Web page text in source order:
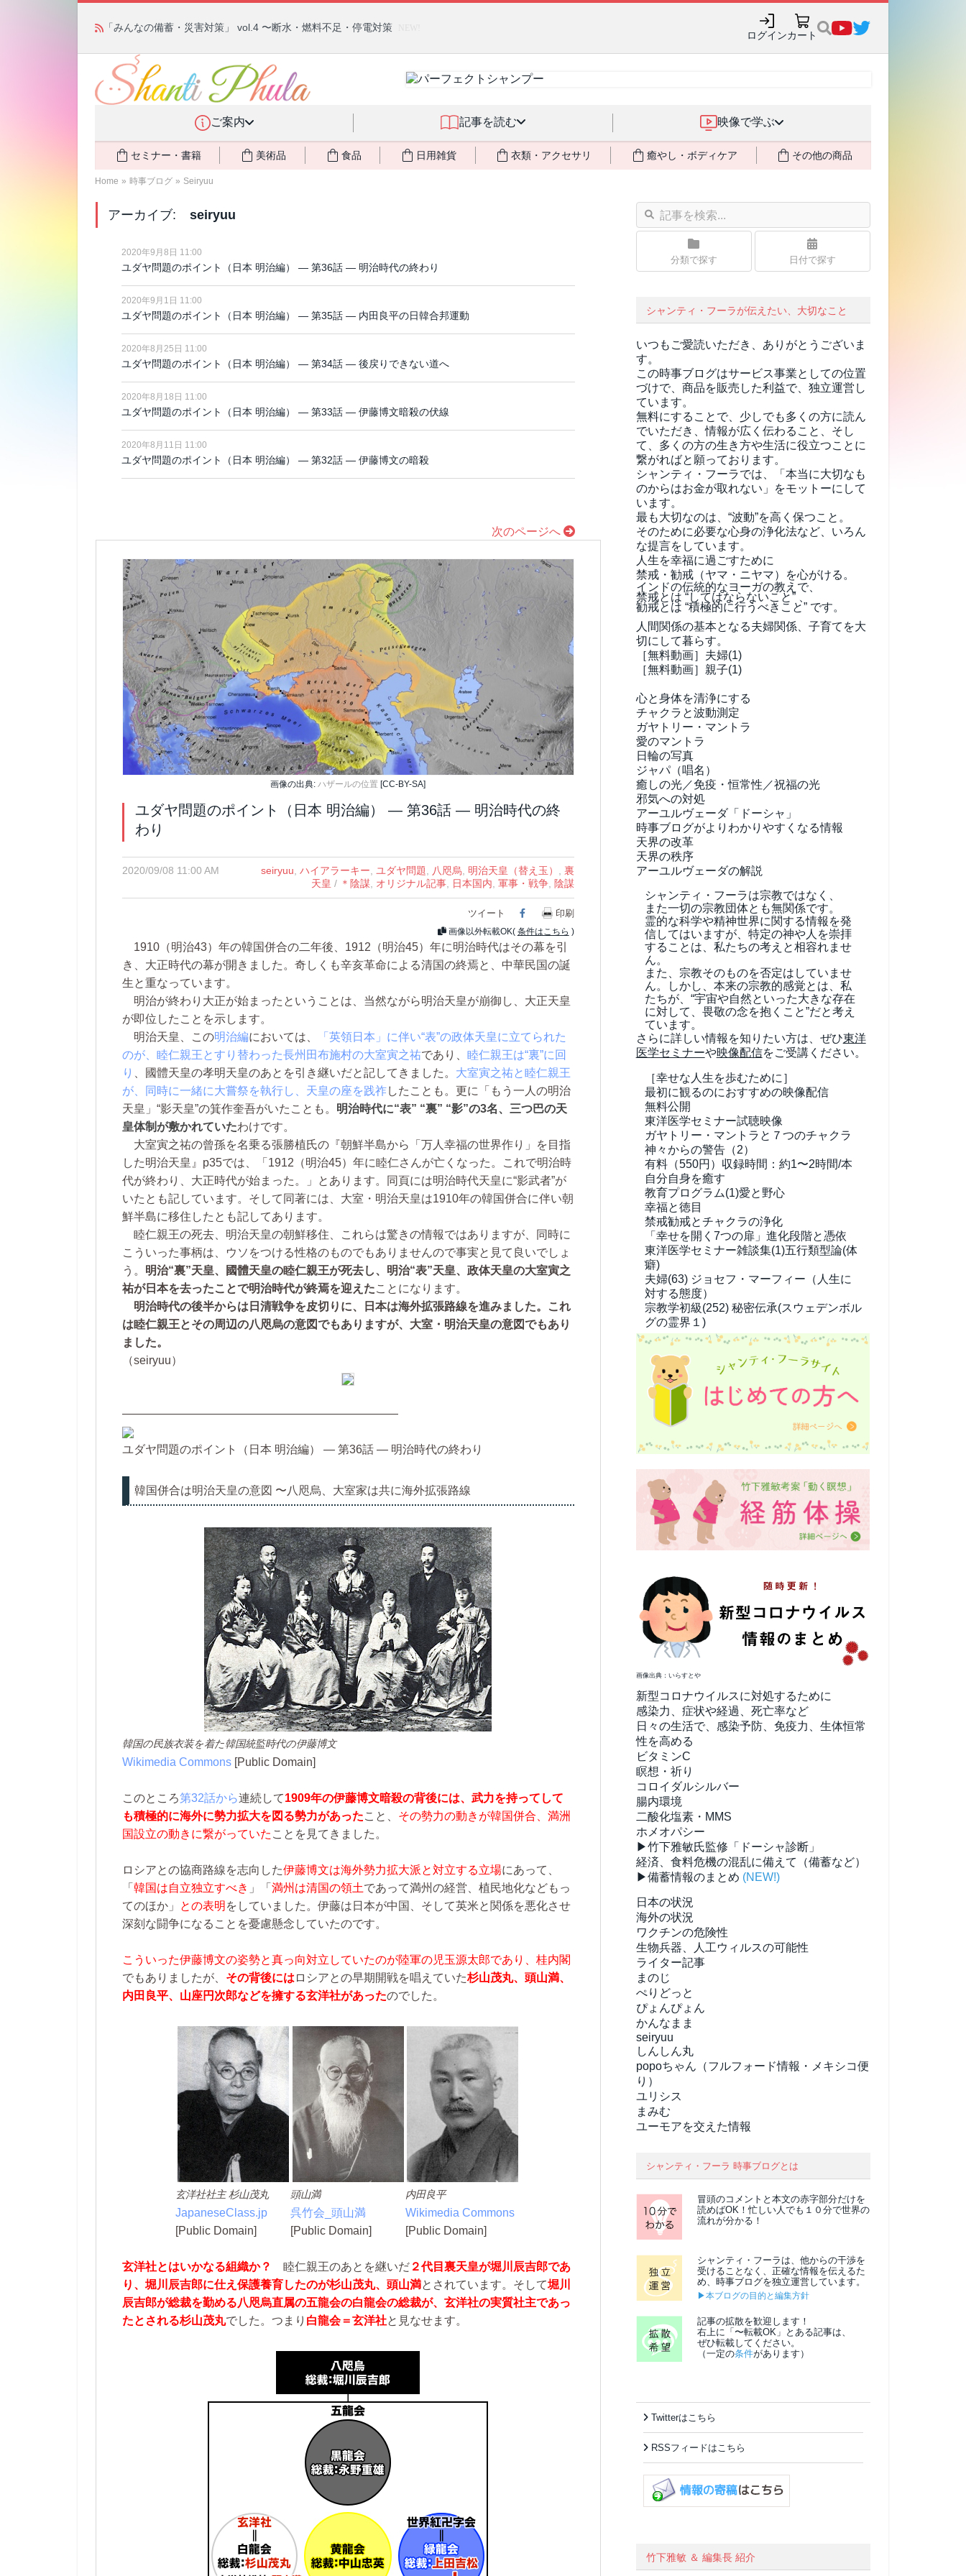
「みんなの備蓄・災害対策」 vol.4 〜断水・燃料不足・停電対策
ログインカート
ご案内 記事を読む 映像で学ぶ
セミナー・書籍 美術品 食品 日用雑貨 衣類・アクセサリ 癒やし・ボディケア その他の商品
Home » 時事ブログ » Seiryuu
アーカイブ: seiryuu
2020年9月8日 11:00
ユダヤ問題のポイント（日本 明治編） ― 第36話 ― 明治時代の終わり
2020年9月1日 11:00
ユダヤ問題のポイント（日本 明治編） ― 第35話 ― 内田良平の日韓合邦運動
2020年8月25日 11:00
ユダヤ問題のポイント（日本 明治編） ― 第34話 ― 後戻りできない道へ
2020年8月18日 11:00
ユダヤ問題のポイント（日本 明治編） ― 第33話 ― 伊藤博文暗殺の伏線
2020年8月11日 11:00
ユダヤ問題のポイント（日本 明治編） ― 第32話 ― 伊藤博文の暗殺
次のページへ
画像の出典:ハザールの位置 [CC-BY-SA]
ユダヤ問題のポイント（日本 明治編） ― 第36話 ― 明治時代の終
わり
2020/09/08 11:00 AM seiryuu ハイアラーキー ユダヤ問題 八咫烏 明治天皇（替え玉）
裏
天皇 / ＊陰謀, オリジナル記事, 日本国内 軍事・戦争, 陰謀
ツイート Facebook
印刷
画像以外転載OK( 条件はこちら )
1910（明治43）年の韓国併合の二年後、1912（明治45）年に明治時代はその幕を引
き、大正時代の幕が開きました。奇しくも辛亥革命による清国の終焉と、中華民国の誕
生と重なっています。
明治が終わり大正が始まったということは、当然ながら明治天皇が崩御し、大正天皇
が即位したことを示します。
明治天皇、この明治編においては、
「英領日本」に伴い“表”の政体天皇に立てられた
のが、睦仁親王とすり替わった長州田布施村の大室寅之祐であり、 睦仁親王は“裏”に回
り
、國體天皇の孝明天皇のあとを引き継いだと記してきました。 大室寅之祐と睦仁親王
が、同時に一緒に大嘗祭を執行し、天皇の座を践祚したことも。更に「もう一人の明治
天皇」“影天皇”の箕作奎吾がいたことも。 明治時代に“表” “裏” “影”の3名、三つ巴の天
皇体制が敷かれていたわけです。
大室寅之祐の曾孫を名乗る張勝植氏の『朝鮮半島から「万人幸福の世界作り」を目指
した明治天皇』p35では、「1912（明治45）年に睦仁さんが亡くなった。これで明治時
代が終わり、大正時代が始まった。」とあります。同頁には明治時代天皇に“影武者”が
いたとも記しています。そして同著には、大室・明治天皇は1910年の韓国併合に伴い朝
鮮半島に移住したとも記してあります。
睦仁親王の死去、明治天皇の朝鮮移住、これらは驚きの情報ではありますが、同時に
こういった事柄は、ウソをつける性格のものでもありませんので事実と見て良いでしょ
う。 明治“裏”天皇、國體天皇の睦仁親王が死去し、明治“表”天皇、政体天皇の大室寅之
祐が日本を去ったことで明治時代が終焉を迎えたことになります。
明治時代の後半からは日清戦争を皮切りに、日本は海外拡張路線を進みました。これ
は睦仁親王とその周辺の八咫烏の意図でもありますが、大室・明治天皇の意図でもあり
ました。
（seiryuu）
————————————————————————
ユダヤ問題のポイント（日本 明治編） ― 第36話 ― 明治時代の終わり
韓国併合は明治天皇の意図 〜八咫烏、大室家は共に海外拡張路線
韓国の民族衣装を着た韓国統監時代の伊藤博文
Wikimedia Commons [Public Domain]
このところ第32話から連続して1909年の伊藤博文暗殺の背後には、武力を持ってして
も積極的に海外に勢力拡大を図る勢力があったこと、 その勢力の動きが韓国併合、満洲
国設立の動きに繋がっていた ことを見てきました。
ロシアとの協商路線を志向した伊藤博文は海外勢力拡大派と対立する立場にあって、
「 韓国は自立独立すべき 」「 満州は清国の領土であって満州の経営、植民地化などもっ
てのほか」
との表明 をしていました。伊藤は日本が中国、そして英米と関係を悪化させ
深刻な闘争になることを憂慮懸念していたのです。
こういった伊藤博文の姿勢と真っ向対立していたのが陸軍の児玉源太郎であり、桂内閣
でもありましたが、 その背後には ロシアとの早期開戦を唱えていた杉山茂丸、頭山満、
内田良平、山座円次郎などを擁する玄洋社があったのでした。
玄洋社社主 杉山茂丸
JapaneseClass.jp
[Public Domain]
頭山満
呉竹会_頭山満
[Public Domain]
内田良平
Wikimedia Commons
[Public Domain]
玄洋社とはいかなる組織か？ 睦仁親王のあとを継いだ ２代目裏天皇が堀川辰吉郎であ
り、堀川辰吉郎に仕え保護養育したのが杉山茂丸、頭山満とされています。そして堀川
辰吉郎が総裁を勤める八咫烏直属の五龍会の白龍会の総裁が、玄洋社の実質社主であっ
たとされる杉山茂丸でした。つまり 白龍会＝玄洋社と見なせます。
分類で探す 日付で探す
シャンティ・フーラが伝えたい、大切なこと
いつもご愛読いただき、ありがとうございま
す。
この時事ブログはサービス事業としての位置
づけで、商品を販売した利益で、独立運営し
ています。
無料にすることで、少しでも多くの方に読ん
でいただき、情報が広く伝わること、そし
て、 多くの方の生き方や生活に役立つことに
繋がればと願っております。
シャンティ・フーラでは、「本当に大切なも
のからはお金が取れない」をモットーにして
います。
最も大切なのは、“波動”を高く保つこと。
そのために必要な心身の浄化法など、いろん
な提言をしています。
人生を幸福に過ごすために
禁戒・勧戒（ヤマ・ニヤマ）を心がける。
インドの伝統的なヨーガの教えで、
禁戒とは “してはならないこと” 、
勧戒とは “積極的に行うべきこと” です。
人間関係の基本となる夫婦関係、子育てを大
切にして暮らす。
［無料動画］夫婦(1)
［無料動画］親子(1)
心と身体を清浄にする
チャクラと波動測定
ガヤトリー・マントラ
愛のマントラ
日輪の写真
ジャパ（唱名）
癒しの光／免疫・恒常性／祝福の光
邪気への対処
アーユルヴェーダ「ドーシャ」
時事ブログがよりわかりやすくなる情報
天界の改革
天界の秩序
アーユルヴェーダの解説
シャンティ・フーラは宗教ではなく、
また一切の宗教団体とも無関係です。
霊的な科学や精神世界に関する情報を発
信してはいますが、特定の神や人を崇拝
することは、私たちの考えと相容れませ
ん。
また、宗教そのものを否定はしていませ
ん。しかし、本来の宗教的感覚とは、私
たちが、“宇宙や自然といった大きな存在
に対して、畏敬の念を抱くこと”だと考え
ています。
さらに詳しい情報を知りたい方は、ぜひ東洋
医学セミナーや映像配信をご受講ください。
［幸せな人生を歩むために］
最初に観るのにおすすめの映像配信
無料公開
東洋医学セミナー試聴映像
ガヤトリー・マントラと７つのチャクラ
神々からの警告（2）
有料（550円） 収録時間：約1〜2時間/本
自分自身を癒す
教育プログラム(1)愛と野心
幸福と徳目
禁戒勧戒とチャクラの浄化
「幸せを開く7つの扉」進化段階と憑依
東洋医学セミナー雑談集(1)五行類型論(体
癖)
夫婦(63) ジョセフ・マーフィー（人生に
対する態度）
宗教学初級(252) 秘密伝承(スウェデンボル
グの霊界１)
画像出典：いらすとや
新型コロナウイルスに対処するために
感染力、症状や経過、死亡率など
日々の生活で、感染予防、免疫力、生体恒常
性を高める
ビタミンC
瞑想・祈り
コロイダルシルバー
腸内環境
二酸化塩素・MMS
ホメオパシー
▶竹下雅敏氏監修「ドーシャ診断」
経済、食料危機の混乱に備えて（備蓄など）
▶備蓄情報のまとめ (NEW!)
日本の状況
海外の状況
ワクチンの危険性
生物兵器、人工ウィルスの可能性
ライター記事
まのじ
ぺりどっと
ぴょんぴょん
かんなまま
seiryuu
しんしん丸
popoちゃん（フルフォード情報・メキシコ便
り）
ユリシス
まみむ
ユーモアを交えた情報
シャンティ・フーラ 時事ブログとは
冒頭のコメントと本文の赤字部分だけを
読めばOK！忙しい人でも１０分で世界の
流れが分かる！
シャンティ・フーラは、他からの干渉を
受けることなく、正確な情報を伝えるた
め、時事ブログを独立運営しています。
▶本ブログの目的と編集方針
記事の拡散を歓迎します！
右上に「〜転載OK」とある記事は、
ぜひ転載してください。
（一定の条件があります）
Twitterはこちら
RSSフィードはこちら
竹下雅敏 ＆ 編集長 紹介